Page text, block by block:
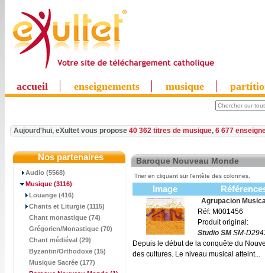
accueil enseignements musique
Aujourd'hui, eXultet vous propose 40 362 titres de musique, 6 677
Nos partenaires
Audio (5568)
Musique (3116)
Louange (416)
Chants et Liturgie (1115)
Chant monastique (74)
Grégorien/Monastique (70)
Chant médiéval (29)
Byzantin/Orthodoxe (15)
Musique Sacrée (177)
Baroque Nouveau Monde
Trier en cliquant sur l'entête des colonnes.
Image
Agrupacion
Réf: M001456
Produit original:
Studio SM SM-
Depuis le début de la conquête du
des cultures. Le niveau musical atteint...